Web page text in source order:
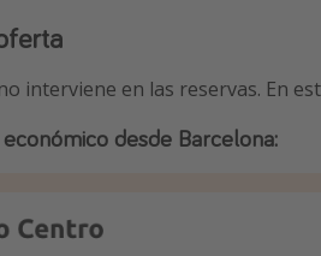
interviene en las reservas. En
desde Barcelona: